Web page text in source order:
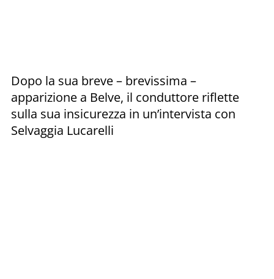
Dopo la sua breve – brevissima –
apparizione a Belve, il conduttore riflette
sulla sua insicurezza in un’intervista con
Selvaggia Lucarelli